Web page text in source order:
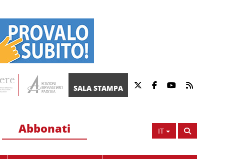
SALA STAMPA
IT
Abbonati